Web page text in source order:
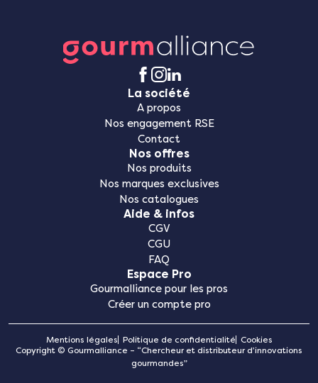
La société
A propos
Nos engagement RSE
Contact
Nos offres
Nos produits
Nos marques exclusives
Nos catalogues
Aide & infos
CGV
CGU
FAQ
Espace Pro
Gourmalliance pour les pros
Créer un compte pro
Mentions légales Politique de confidentialité Cookies
Copyright © Gourmalliance – “Chercheur et distributeur d’innovations
gourmandes”